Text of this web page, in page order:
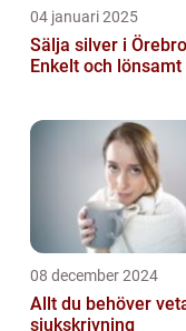
04 januari 2025
Sälja silver i
Enkelt och lönsamt
08 december 2024
Allt du behöver
sjukskrivning